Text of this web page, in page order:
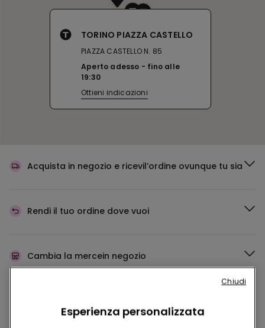
TORINO PIAZZA CASTELLO
PIAZZA CASTELLO N. 85
Aperto adesso
fino alle
19:30
Ottieni indicazioni
Acquista in negozio e ricevil’ordine ovunque tu sia
Rendi il tuo ordine dove vuoi
Cambia la mercein negozio
Esperienza personalizzata
Chiudi